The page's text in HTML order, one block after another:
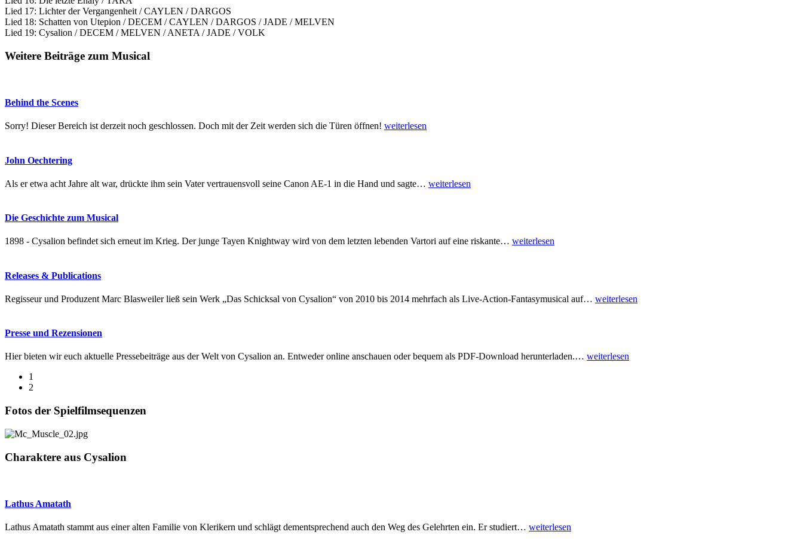
Lied 17: Lichter der Vergangenheit / CAYLEN / DARGOS
Lied 18: Schatten von Utepion / DECEM / CAYLEN / DARGOS / JADE / MELVEN
Lied 19: Cysalion / DECEM / MELVEN / ANETA / JADE / VOLK
Weitere Beiträge zum Musical
Behind the Scenes
Sorry! Dieser Bereich ist derzeit noch geschlossen. Doch mit der Zeit werden sich die Türen öffnen! weiterlesen
John Oechtering
Als er etwa acht Jahre alt war, drückte ihm sein Vater vertrauensvoll seine Canon AE-1 in die Hand und sagte… weiterlesen
Die Geschichte zum Musical
1898 - Cysalion befindet sich erneut im Krieg. Der junge Tayen Knightway wird von dem letzten lebenden Vartori auf eine riskante… weiterlesen
Releases & Publications
Regisseur und Produzent Marc Blasweiler ließ sein Werk „Das Schicksal von Cysalion“ von 2010 bis 2014 mehrfach als Live-Action-Fantasymusical auf… weiterlesen
Presse und Rezensionen
Hier bieten wir euch aktuelle Pressebeiträge aus der Welt von Cysalion an. Entweder online anschauen oder bequem als PDF-Download herunterladen.… weiterlesen
1
2
Fotos der Spielfilmsequenzen
Charaktere aus Cysalion
Lathus Amatath
Lathus Amatath stammt aus einer alten Familie von Klerikern und schlägt dementsprechend auch den Weg des Gelehrten ein. Er studiert… weiterlesen